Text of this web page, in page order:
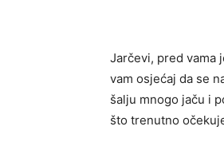
Jarčevi, pred vama
vam osjećaj da se
šalju mnogo jaču i
što trenutno